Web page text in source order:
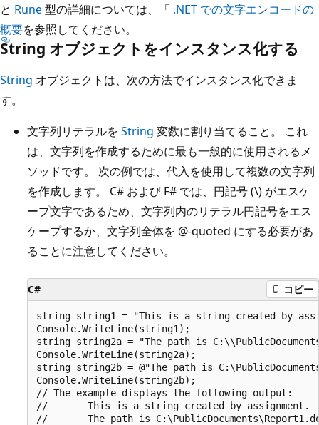
と Rune型の詳細については、「 .NET での文字エンコードの
概要を参照してください。
String オブジェクトをインスタンス化する
String オブジェクトは、次の方法でインスタンス化できま
す。
文字列リテラルを String 変数に割り当てること。 これ
は、文字列を作成するために最も一般的に使用されるメ
ソッドです。 次の例では、代入を使用して複数の文字列
を作成します。 C# および F# では、円記号 (\) がエスケ
ープ文字であるため、文字列内のリテラル円記号をエス
ケープするか、文字列全体を @-quoted にする必要があ
ることに注意してください。
C# コピー
string string1 = "This is a string created by
Console.WriteLine(string1);
string string2a = "The path is
Console.WriteLine(string2a);
string string2b = @"The path is
Console.WriteLine(string2b);
// The example displays the following output:
//       This is a string created by assignment.
//       The path is